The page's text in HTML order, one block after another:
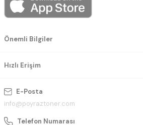
E-Posta
info@poyraztoner.com
Telefon Numarası
Önemli Bilgiler
Hızlı Erişim